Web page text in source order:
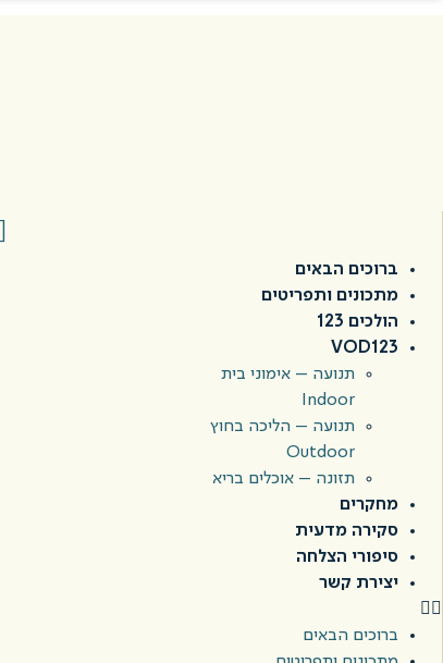
ברוכים הבאים
מתכונים ותפריטים
הולכים 123
VOD123
תנועה – אימוני בית
Indoor
תנועה – הליכה בחוץ
Outdoor
תזונה – אוכלים בריא
מחקרים
סקירה מדעית
סיפורי הצלחה
יצירת קשר
ברוכים הבאים